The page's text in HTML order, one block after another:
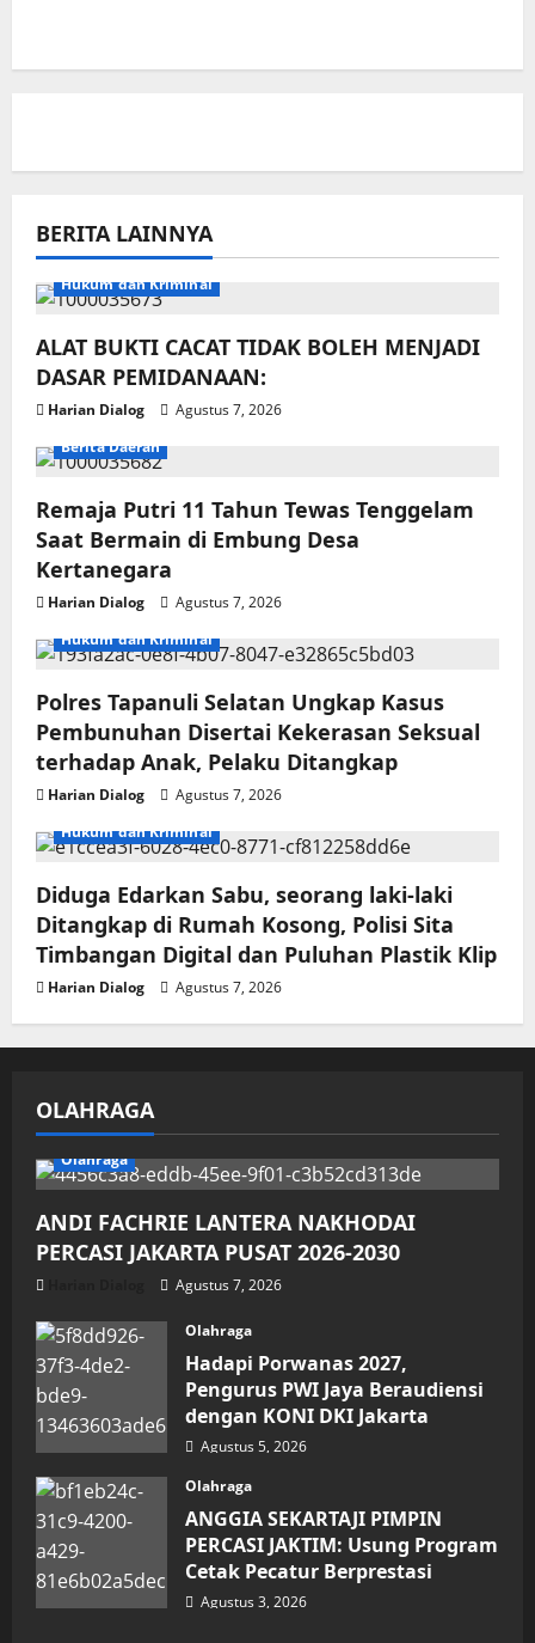
BERITA LAINNYA
Hukum dan Kriminal
ALAT BUKTI CACAT TIDAK BOLEH MENJADI
DASAR PEMIDANAAN:
Harian Dialog
Agustus 7, 2026
Berita Daerah
Remaja Putri 11 Tahun Tewas Tenggelam
Saat Bermain di Embung Desa
Kertanegara
Harian Dialog
Agustus 7, 2026
Hukum dan Kriminal
Polres Tapanuli Selatan Ungkap Kasus
Pembunuhan Disertai Kekerasan Seksual
terhadap Anak, Pelaku Ditangkap
Harian Dialog
Agustus 7, 2026
Hukum dan Kriminal
Diduga Edarkan Sabu, seorang laki-laki
Ditangkap di Rumah Kosong, Polisi Sita
Timbangan Digital dan Puluhan Plastik Klip
Harian Dialog Agustus 7, 2026
OLAHRAGA
Olahraga
ANDI FACHRIE LANTERA NAKHODAI
PERCASI JAKARTA PUSAT 2026-2030
Agustus 7, 2026
Olahraga
Hadapi Porwanas 2027,
Pengurus PWI Jaya Beraudiensi
dengan KONI DKI Jakarta
Agustus 5, 2026
Olahraga
ANGGIA SEKARTAJI PIMPIN
PERCASI JAKTIM: Usung Program
Cetak Pecatur Berprestasi
Agustus 3, 2026